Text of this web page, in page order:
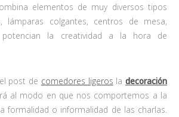
elementos de muy diversos tipos
lámparas colgantes, centros de mesa,
la creatividad a la hora de
post de comedores ligeros ladecoración
al modo en que nos comportemos a la
formalidad o informalidad de las charlas.